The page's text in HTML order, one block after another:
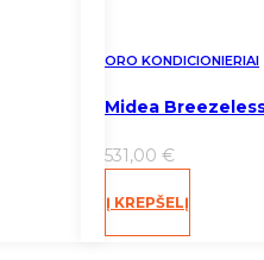
ORO KONDICIONIERIAI
Midea
531,00 €
Į KREPŠELĮ